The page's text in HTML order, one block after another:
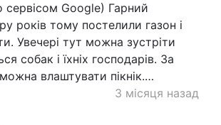
сервісом Google) Гарний
років тому постелили газон і
Увечері тут можна зустріти
собак і їхніх господарів. За
влаштувати пікнік.…
3 місяця назад